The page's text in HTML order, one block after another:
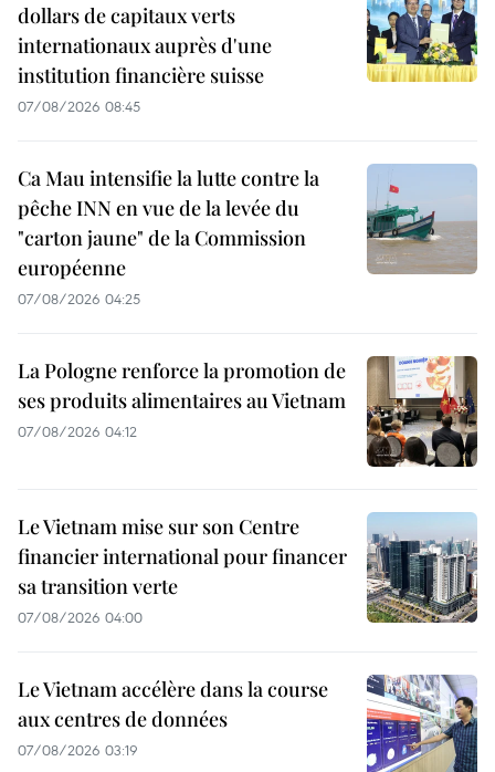
dollars de capitaux verts
internationaux auprès d'une
institution financière suisse
07/08/2026 08:45
Ca Mau intensifie la lutte contre la
pêche INN en vue de la levée du
"carton jaune" de la Commission
européenne
07/08/2026 04:25
La Pologne renforce la promotion de
ses produits alimentaires au Vietnam
07/08/2026 04:12
Le Vietnam mise sur son Centre
financier international pour financer
sa transition verte
07/08/2026 04:00
Le Vietnam accélère dans la course
aux centres de données
07/08/2026 03:19